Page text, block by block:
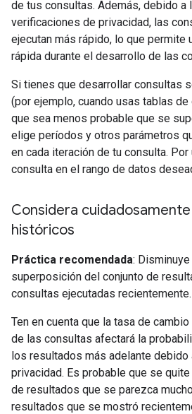
de tus consultas. Además, debido a
verificaciones de privacidad, las
ejecutan más rápido, lo que permite
rápida durante el desarrollo de las
Si tienes que desarrollar consultas
(por ejemplo, cuando usas tablas
que sea menos probable que se
elige períodos y otros parámetros
en cada iteración de tu consulta.
consulta en el rango de datos
Considera
históricos
Práctica recomendada:
superposición del conjunto de
consultas ejecutadas recientemente.
Ten en cuenta que la tasa de
de las consultas afectará la
los resultados más adelante
privacidad. Es probable que se
de resultados que se parezca
resultados que se mostró